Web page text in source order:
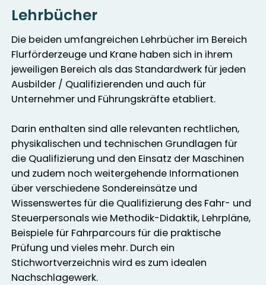
Lehrbücher
Die beiden umfangreichen Lehrbücher im Bereich
Flurförderzeuge und Krane haben sich in ihrem
jeweiligen Bereich als das Standardwerk für jeden
Ausbilder / Qualifizierenden und auch für
Unternehmer und Führungskräfte etabliert.
Darin enthalten sind alle relevanten rechtlichen,
physikalischen und technischen Grundlagen für
die Qualifizierung und den Einsatz der Maschinen
und zudem noch weitergehende Informationen
über verschiedene Sondereinsätze und
Wissenswertes für die Qualifizierung des Fahr- und
Steuerpersonals wie Methodik-Didaktik, Lehrpläne,
Beispiele für Fahrparcours für die praktische
Prüfung und vieles mehr. Durch ein
Stichwortverzeichnis wird es zum idealen
Nachschlagewerk.